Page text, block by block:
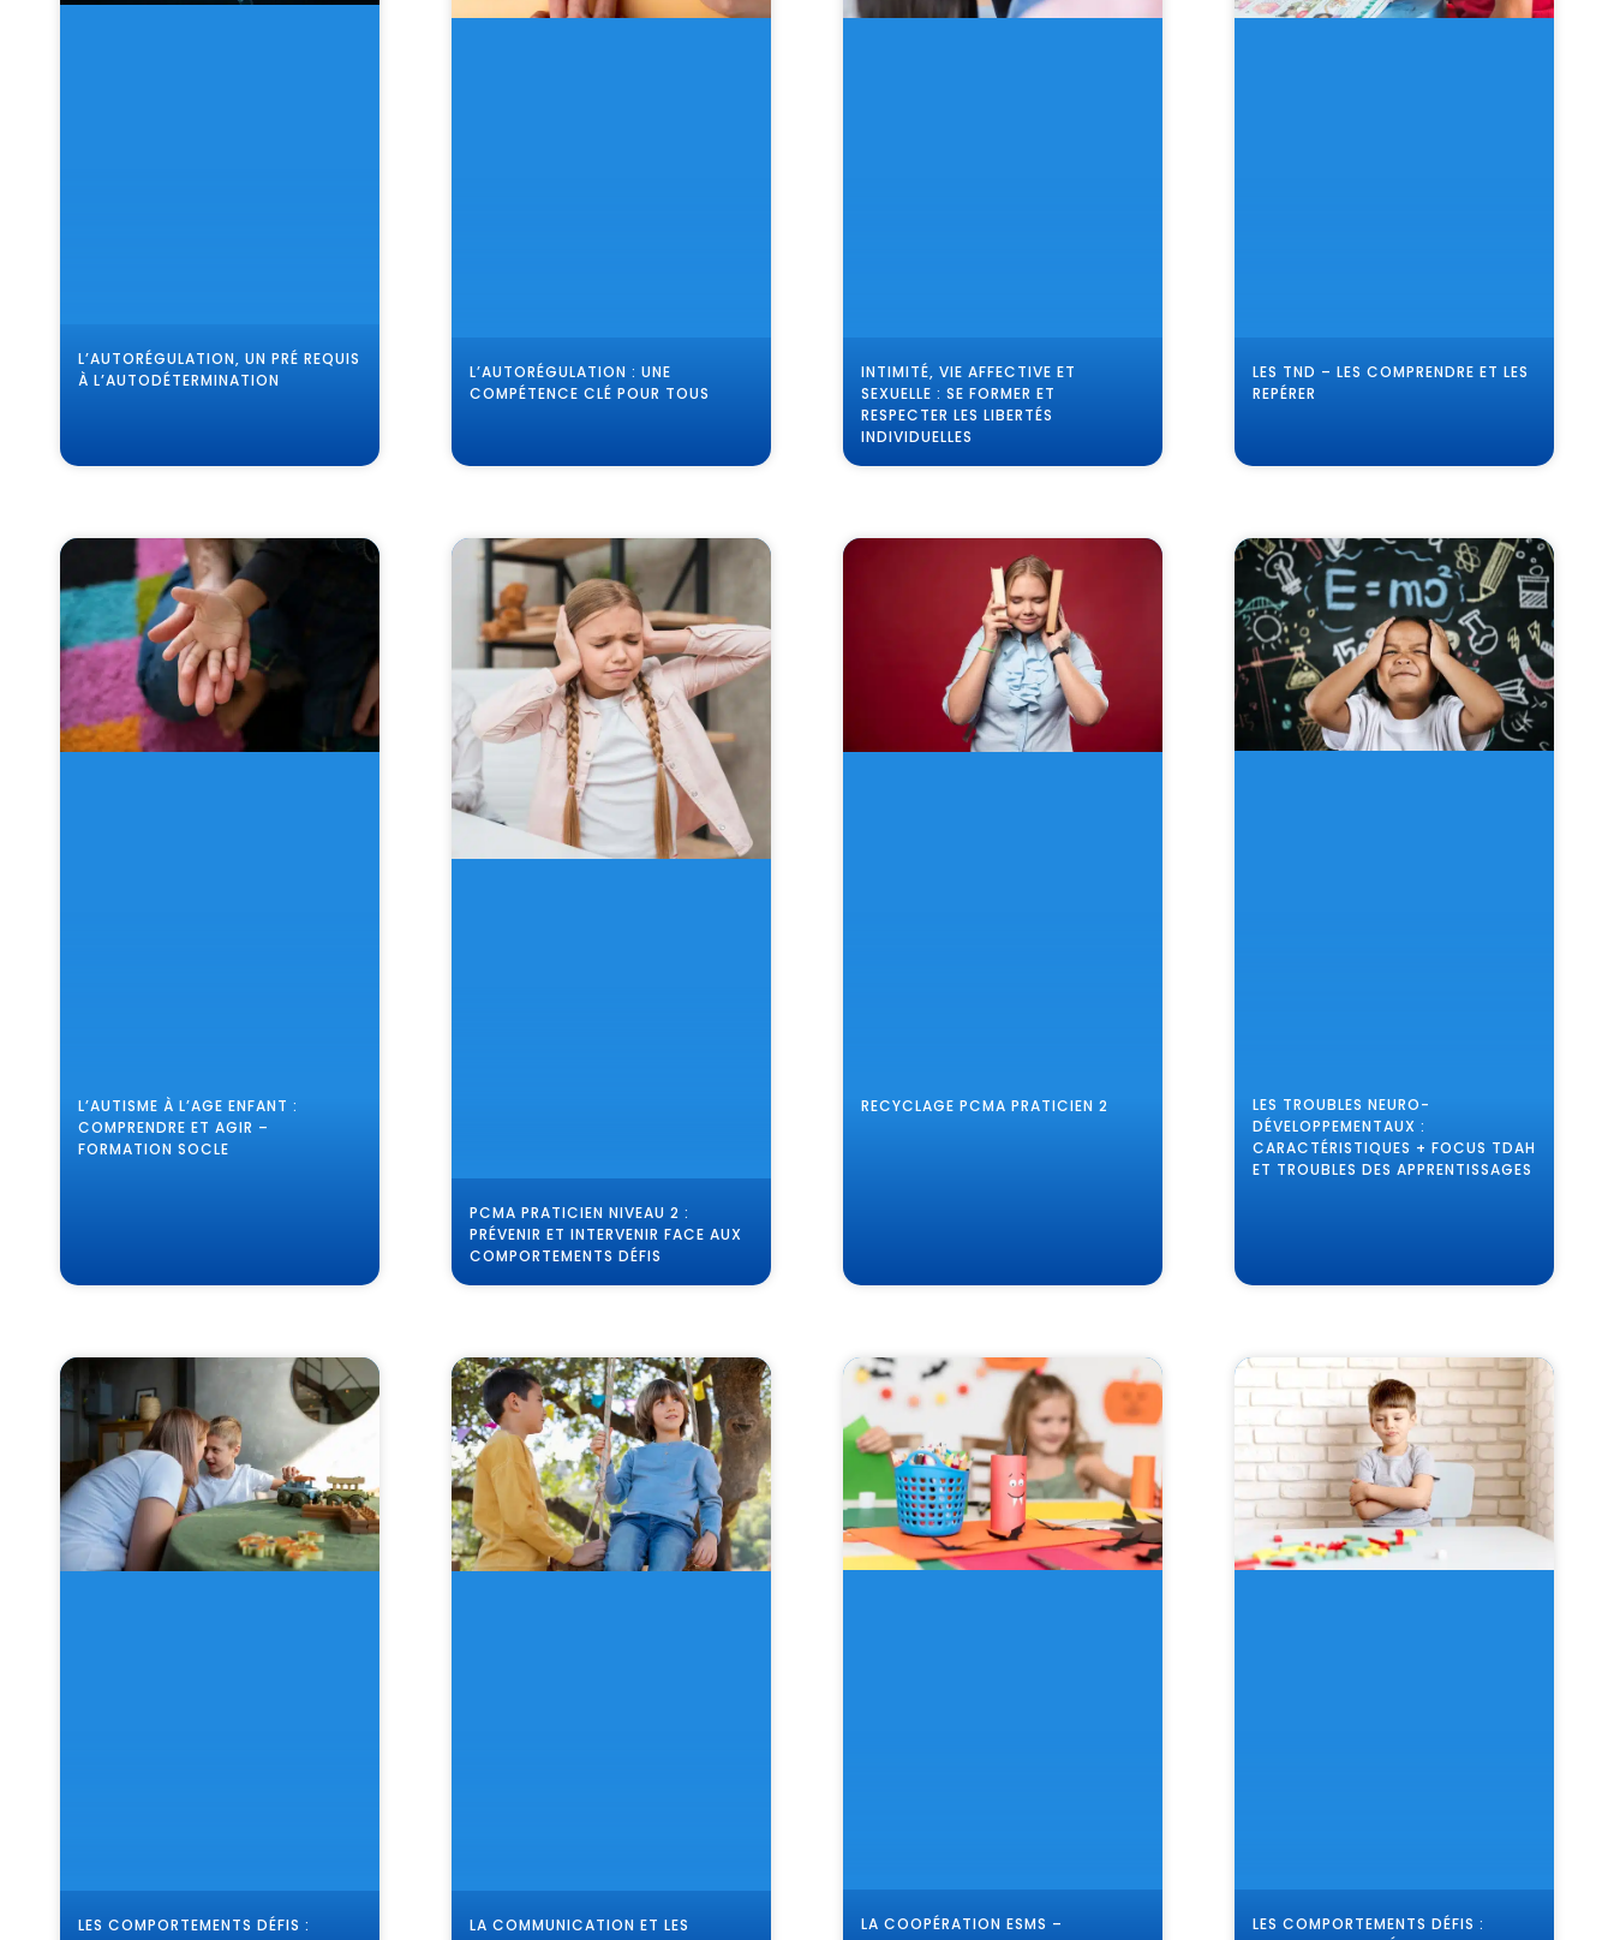
L’AUTORÉGULATION, UN PRÉ REQUIS
À L’AUTODÉTERMINATION
L’AUTORÉGULATION : UNE
COMPÉTENCE CLÉ POUR TOUS
INTIMITÉ, VIE AFFECTIVE ET
SEXUELLE : SE FORMER ET
RESPECTER LES LIBERTÉS
INDIVIDUELLES
LES TND – LES COMPRENDRE ET LES
REPÉRER
L’AUTISME À L’AGE ENFANT :
COMPRENDRE ET AGIR –
FORMATION SOCLE
PCMA PRATICIEN NIVEAU 2 :
PRÉVENIR ET INTERVENIR FACE AUX
COMPORTEMENTS DÉFIS
RECYCLAGE PCMA PRATICIEN 2
LES TROUBLES NEURO-
DÉVELOPPEMENTAUX :
CARACTÉRISTIQUES + FOCUS TDAH
ET TROUBLES DES APPRENTISSAGES
LES COMPORTEMENTS DÉFIS :
LA COMMUNICATION ET LES
​LA COOPÉRATION ESMS –
LES COMPORTEMENTS DÉFIS :